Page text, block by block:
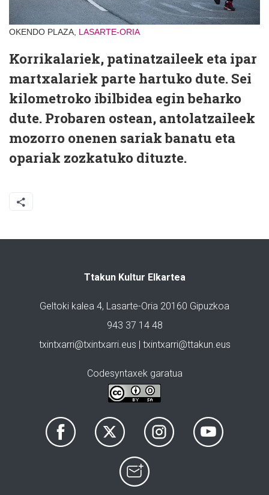
OKENDO PLAZA, LASARTE-ORIA
Korrikalariek, patinatzaileek eta ipar
martxalariek parte hartuko dute. Sei
kilometroko ibilbidea egin beharko
dute. Probaren ostean, antolatzaileek
mozorro onenen sariak banatu eta
opariak zozkatuko dituzte.
Ttakun Kultur Elkartea
Geltoki kalea 4, Lasarte-Oria 20160 Gipuzkoa
943 37 14 48
txintxarri@txintxarri.eus | txintxarri@ttakun.eus
Codesyntaxek garatua